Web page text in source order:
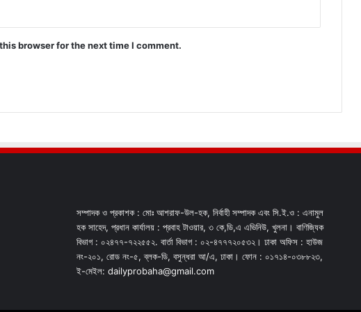
browser for the next time I comment.
সম্পাদক ও প্রকাশক : মোঃ আশরাফ-উল-হক, নির্বাহী সম্পাদক এবং সি.ই.ও : এনামুল
হক সাহেদ, প্রধান কার্যালয় : প্রবাহ টাওয়ার, ৩ কে,ডি,এ এভিনিউ, খুলনা। বাণিজ্যিক
বিভাগ : ০২৪৭৭-৭২২৫৫২. বার্তা বিভাগ : ০২-৪৭৭৭২০৫৩২। ঢাকা অফিস : হাউজ
নং-২০১, রোড নং-৫, ব্লক-ডি, বসুন্ধরা আ/এ, ঢাকা। ফোন : ০১৭১৪-০৩৮৮২৩,
ই-মেইল: dailyprobaha@gmail.com